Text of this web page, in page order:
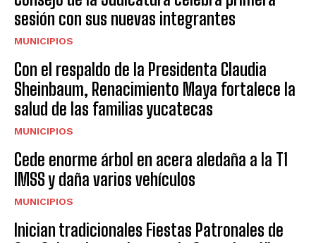
sesión con sus nuevas integrantes
MUNICIPIOS
Con el respaldo de la Presidenta Claudia
Sheinbaum, Renacimiento Maya fortalece la
salud de las familias yucatecas
MUNICIPIOS
Cede enorme árbol en acera aledaña a la T1
IMSS y daña varios vehículos
MUNICIPIOS
Inician tradicionales Fiestas Patronales de